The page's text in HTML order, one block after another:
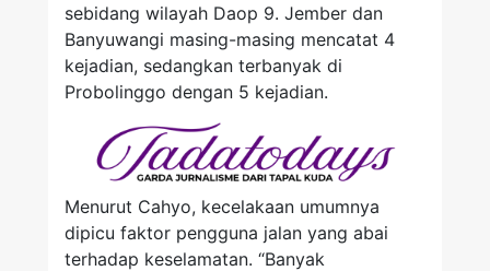
sebidang wilayah Daop 9. Jember dan
Banyuwangi masing-masing mencatat 4
kejadian, sedangkan terbanyak di
Probolinggo dengan 5 kejadian.
Menurut Cahyo, kecelakaan umumnya
dipicu faktor pengguna jalan yang abai
terhadap keselamatan. “Banyak